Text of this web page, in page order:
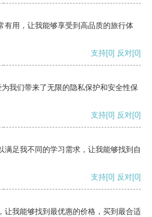
有用，让我能够享受到高品质的旅行体
支持[0] 反对[0]
我们带来了无限的隐私保护和安全性保
支持[0] 反对[0]
满足我不同的学习需求，让我能够找到自
支持[0] 反对[0]
让我能够找到最优惠的价格，买到最合适